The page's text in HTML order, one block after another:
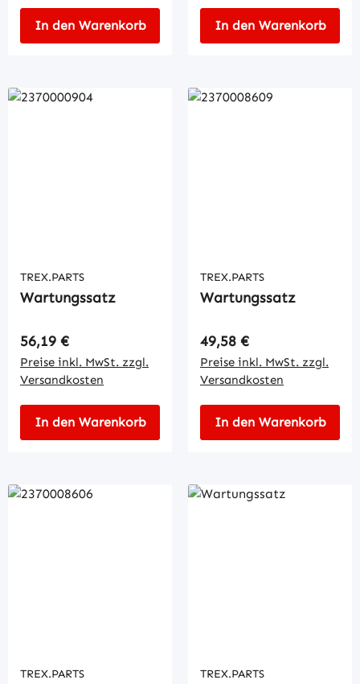
In den Warenkorb In den Warenkorb
TREX.PARTS
Wartungssatz
Regulärer Preis:
56,19 €
Preise inkl. MwSt. zzgl.
Versandkosten
In den Warenkorb
TREX.PARTS
Wartungssatz
Regulärer Preis:
49,58 €
Preise inkl. MwSt. zzgl.
Versandkosten
In den Warenkorb
TREX.PARTS TREX.PARTS